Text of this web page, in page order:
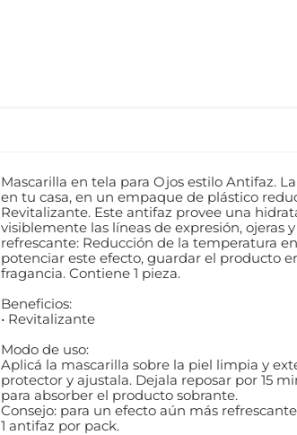
Mascarilla en tela para Ojos estilo Antifaz.
en tu casa, en un empaque de plástico
Revitalizante. Este antifaz provee una
visiblemente las líneas de expresión, ojeras
refrescante: Reducción de la temperatura
potenciar este efecto, guardar el producto
fragancia. Contiene 1 pieza.
Beneficios:
• Revitalizante
Modo de uso:
Aplicá la mascarilla sobre la piel limpia y
protector y ajustala. Dejala reposar por 15
para absorber el producto sobrante.
Consejo: para un efecto aún más
1 antifaz por pack.